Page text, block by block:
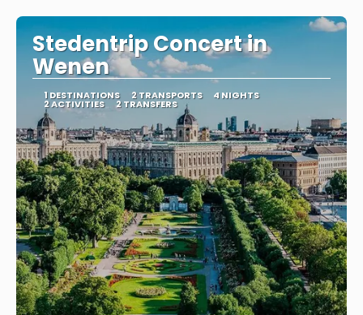
Stedentrip Concert in
Wenen
1 DESTINATIONS 2 TRANSPORTS 4 NIGHTS
2 ACTIVITIES 2 TRANSFERS